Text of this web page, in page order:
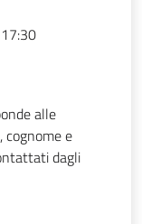
alle
cognome e
dagli